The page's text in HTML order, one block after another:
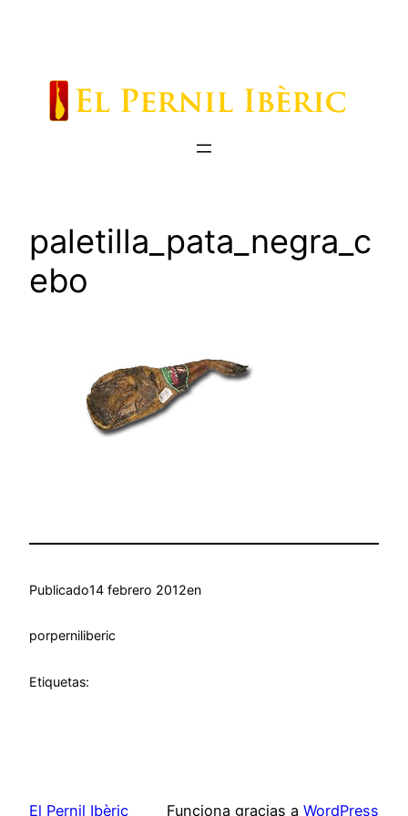
paletilla_pata_negra_c
ebo
Publicado14 febrero 2012en
porperniliberic
Etiquetas:
El Pernil Ibèric Funciona gracias a WordPress